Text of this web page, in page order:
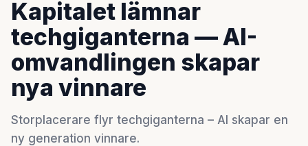
Kapitalet lämnar
techgiganterna — AI-
omvandlingen skapar
nya vinnare
Storplacerare flyr techgiganterna – AI skapar en
ny generation vinnare.